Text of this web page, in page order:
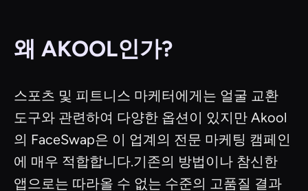
왜 AKOOL인가?
스포츠 및 피트니스 마케터에게는 얼굴 교환
도구와 관련하여 다양한 옵션이 있지만 Akool
의 FaceSwap은 이 업계의 전문 마케팅 캠페인
에 매우 적합합니다.기존의 방법이나 참신한
앱으로는 따라올 수 없는 수준의 고품질 결과